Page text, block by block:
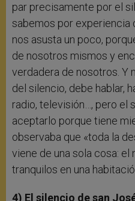
par precisamente por el
sabemos por experiencia
nos asusta un poco,
de nosotros mismos y
verdadera de nosotros. Y
del silencio, debe hablar,
radio, televisión…, pero el
aceptarlo porque tiene
observaba que «toda la
viene de una sola cosa: el
tranquilos en una
4) El silencio de san